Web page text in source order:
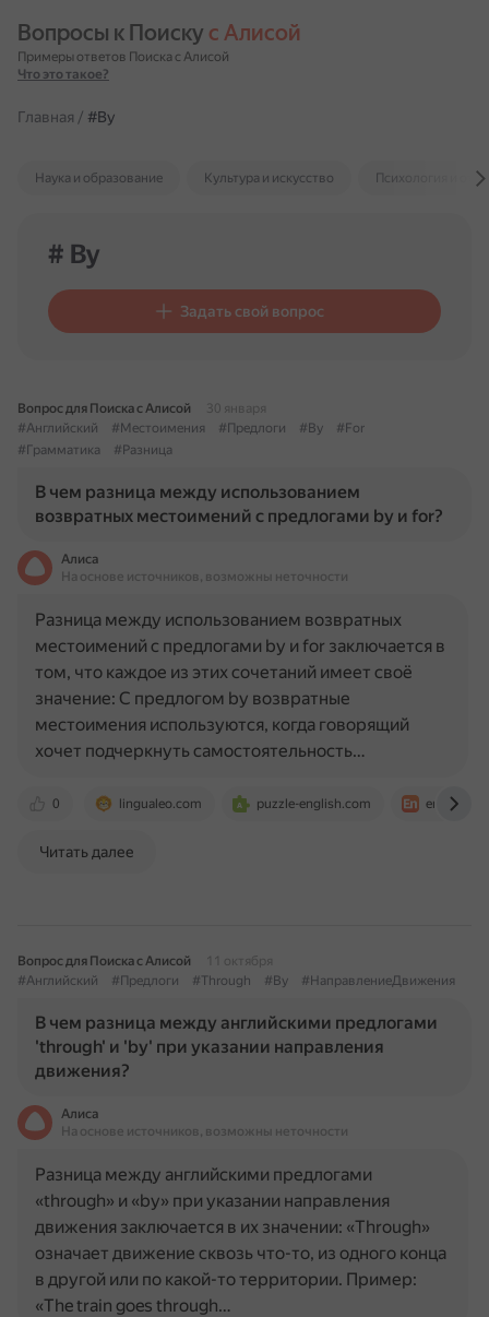
Вопросы к Поиску с Алисой
Примеры ответов Поиска с Алисой
Что это такое?
Главная / #By
Наука и образование Культура и искусство Психология и
# By
Задать свой вопрос
Вопрос для Поиска с Алисой
30 января
#Английский
#Местоимения #Предлоги #By
#For
#Грамматика
#Разница
В чем разница между использованием
возвратных местоимений с предлогами by и for?
Алиса
На основе источников, возможны неточности
0 lingualeo.com puzzle-english.com engblog.ru
Разница между использованием возвратных
местоимений с предлогами by и for заключается в
том, что каждое из этих сочетаний имеет своё
значение: С предлогом by возвратные
местоимения используются, когда говорящий
хочет подчеркнуть самостоятельность…
Читать далее
Вопрос для Поиска с Алисой
11 октября
#Английский
#Предлоги #Through #By #НаправлениеДвижения
В чем разница между английскими предлогами
'through' и 'by' при указании направления
движения?
Алиса
На основе источников, возможны неточности
Разница между английскими предлогами
«through» и «by» при указании направления
движения заключается в их значении: «Through»
означает движение сквозь что-то, из одного конца
в другой или по какой-то территории. Пример:
«The train goes through…